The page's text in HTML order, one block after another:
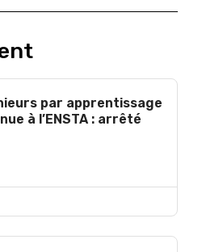
par apprentissage
à l’ENSTA : arrêté